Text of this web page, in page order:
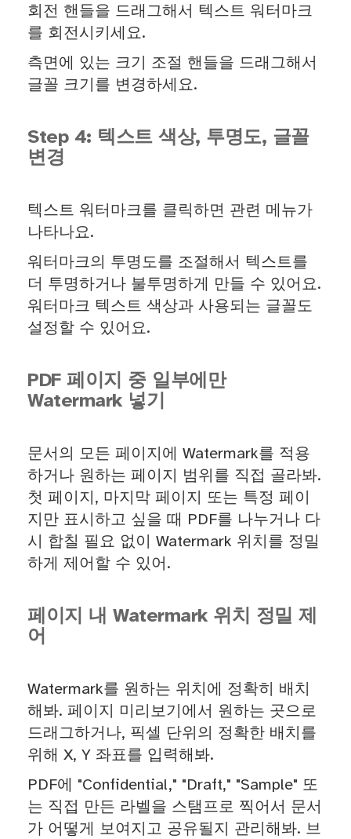
회전 핸들을 드래그해서 텍스트 워터마크
를 회전시키세요.
측면에 있는 크기 조절 핸들을 드래그해서
글꼴 크기를 변경하세요.
Step 4: 텍스트 색상, 투명도, 글꼴
변경
텍스트 워터마크를 클릭하면 관련 메뉴가
나타나요.
워터마크의 투명도를 조절해서 텍스트를
더 투명하거나 불투명하게 만들 수 있어요.
워터마크 텍스트 색상과 사용되는 글꼴도
설정할 수 있어요.
PDF 페이지 중 일부에만
Watermark 넣기
문서의 모든 페이지에 Watermark를 적용
하거나 원하는 페이지 범위를 직접 골라봐.
첫 페이지, 마지막 페이지 또는 특정 페이
지만 표시하고 싶을 때 PDF를 나누거나 다
시 합칠 필요 없이 Watermark 위치를 정밀
하게 제어할 수 있어.
페이지 내 Watermark 위치 정밀 제
어
Watermark를 원하는 위치에 정확히 배치
해봐. 페이지 미리보기에서 원하는 곳으로
드래그하거나, 픽셀 단위의 정확한 배치를
위해 X, Y 좌표를 입력해봐.
PDF에 "Confidential," "Draft," "Sample" 또
는 직접 만든 라벨을 스탬프로 찍어서 문서
가 어떻게 보여지고 공유될지 관리해봐. 브